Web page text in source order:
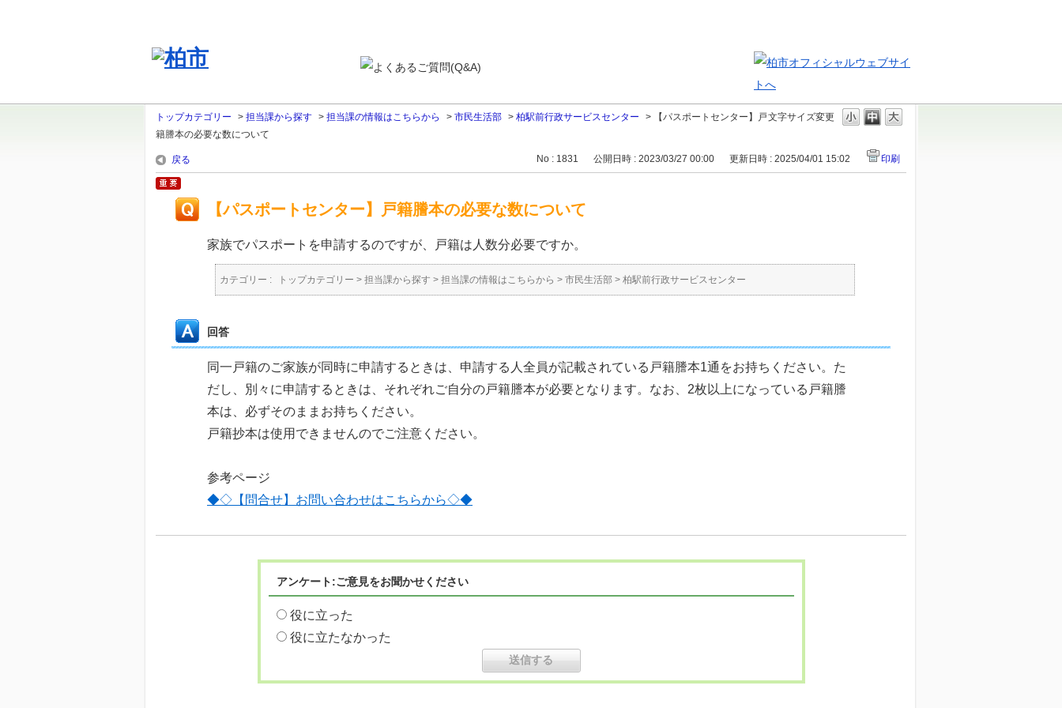
文字サイズ変更
トップカテゴリー > 担当課から探す > 担当課の情報はこちらから > 市民生活部 > 柏駅前行政サービスセンター >
【パスポートセンター】戸
籍謄本の必要な数について
戻る No : 1831 公開日時 : 2023/03/27 00:00 更新日時 : 2025/04/01 15:02 印刷
【パスポートセンター】戸籍謄本の必要な数について
家族でパスポートを申請するのですが、戸籍は人数分必要ですか。
カテゴリー : トップカテゴリー > 担当課から探す > 担当課の情報はこちらから > 市民生活部 > 柏駅前行政サービスセンター
回答
同一戸籍のご家族が同時に申請するときは、申請する人全員が記載されている戸籍謄本1通をお持ちください。た
だし、別々に申請するときは、それぞれご自分の戸籍謄本が必要となります。なお、2枚以上になっている戸籍謄
本は、必ずそのままお持ちください。
戸籍抄本は使用できませんのでご注意ください。
参考ページ
◆◇【問合せ】お問い合わせはこちらから◇◆
アンケート:ご意見をお聞かせください
役に立った
役に立たなかった